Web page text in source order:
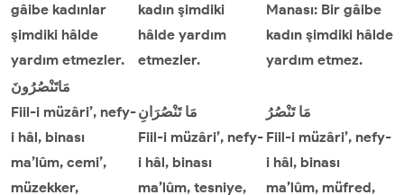
gâibe kadınlar
şimdiki hâlde
yardım etmezler.
kadın şimdiki
hâlde yardım
etmezler.
Manası: Bir gâibe
kadın şimdiki hâlde
yardım etmez.
مَاتَنْصُرُونَ
Fiil-i müzâri’, nefy-
i hâl, binası
ma’lûm, cemi’,
müzekker,
مَا تَنْصُرَانِ
Fiil-i müzâri’, nefy-
i hâl, binası
ma’lûm, tesniye,
مَا تَنْصُرُ
Fiil-i müzâri’, nefy-
i hâl, binası
ma’lûm, müfred,